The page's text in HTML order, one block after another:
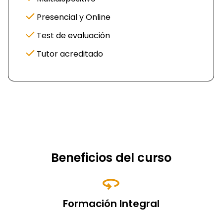
Presencial y Online
Test de evaluación
Tutor acreditado
Beneficios del curso
Formación Integral